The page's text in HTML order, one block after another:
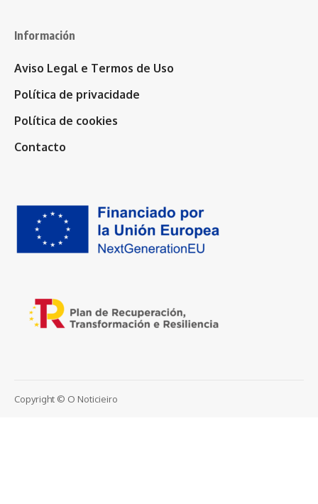
Información
Aviso Legal e Termos de Uso
Política de privacidade
Política de cookies
Contacto
Copyright © O Noticieiro